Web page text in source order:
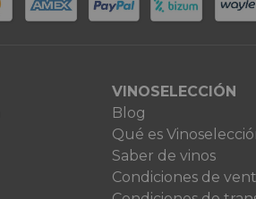
VINOSELECCIÓN
Blog
Qué es
Saber de vinos
Condiciones de